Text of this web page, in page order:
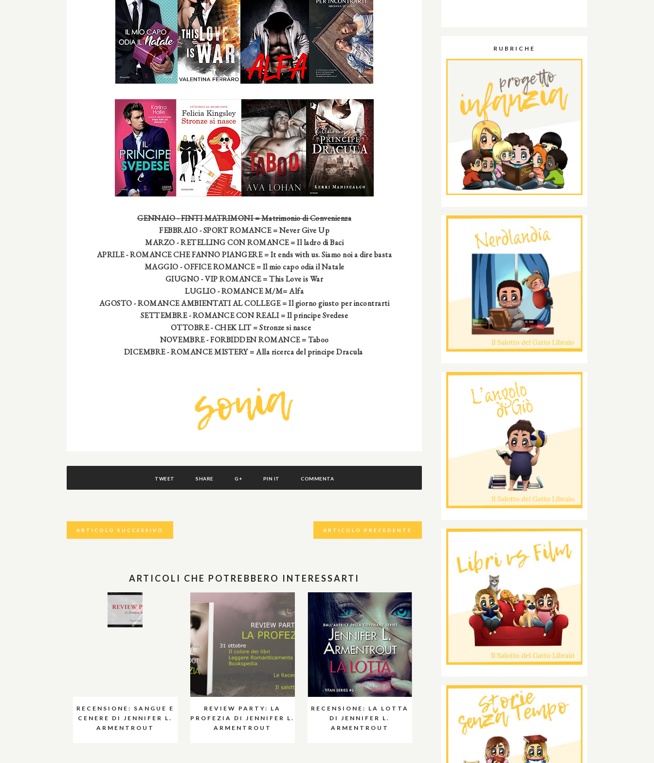
GENNAIO - FINTI MATRIMONI = Matrimonio di Convenienza
FEBBRAIO - SPORT ROMANCE = Never Give Up
MARZO - RETELLING CON ROMANCE = Il ladro di Baci
APRILE - ROMANCE CHE FANNO PIANGERE = It ends with us. Siamo noi a dire basta
MAGGIO - OFFICE ROMANCE= Il mio capo odia il Natale
GIUGNO - VIP ROMANCE= This Love is War
LUGLIO - ROMANCE M/M= Alfa
AGOSTO - ROMANCE AMBIENTATI AL COLLEGE = Il giorno giusto per incontrarti
SETTEMBRE - ROMANCE CON REALI= Il principe Svedese
OTTOBRE - CHEK LIT =Stronze si nasce
NOVEMBRE- FORBIDDEN ROMANCE= Taboo
DICEMBRE - ROMANCE MISTERY= Alla ricerca del principe Dracula
TWEET SHARE G+ PIN IT COMMENTA
ARTICOLO SUCCESSIVO ARTICOLO PRECEDENTE
ARTICOLI CHE POTREBBERO INTERESSARTI
RECENSIONE: SANGUE E
CENERE DI JENNIFER L.
ARMENTROUT
REVIEW PARTY: LA
PROFEZIA DI JENNIFER L.
ARMENTROUT
RECENSIONE: LA LOTTA
DI JENNIFER L.
ARMENTROUT
RUBRICHE